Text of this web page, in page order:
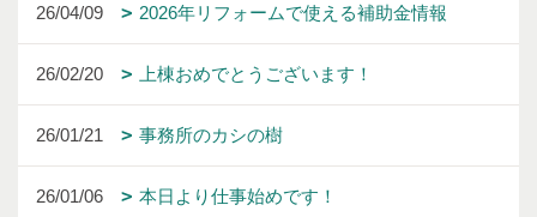
26/04/09 2026年リフォームで使える補助金情報
26/02/20 上棟おめでとうございます！
26/01/21 事務所のカシの樹
26/01/06 本日より仕事始めです！